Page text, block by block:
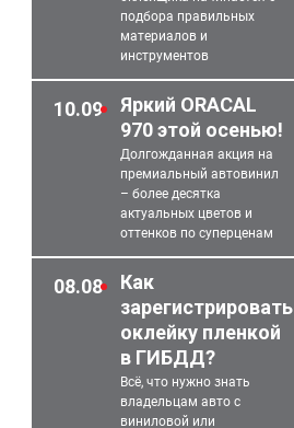
подбора правильных
материалов и
инструментов
10.09
Яркий ORACAL
970 этой осенью!
Долгожданная акция на
премиальный автовинил
– более десятка
актуальных цветов и
оттенков по суперценам
08.08
Как
зарегистрировать
оклейку пленкой
в ГИБДД?
Всё, что нужно знать
владельцам авто с
виниловой или